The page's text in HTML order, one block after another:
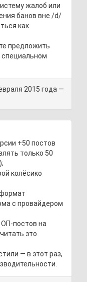
жалоб или
банов вне /d/
как
предложить
специальном
2015 года —
+50 постов
только 50
;
колёсико
с провайдером
постов на
это
— в этот раз,